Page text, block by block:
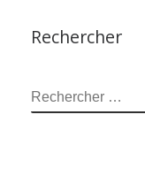
Rechercher
RECHERCHER